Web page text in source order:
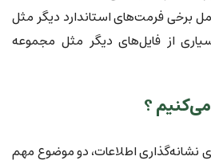
برخی فرمت‌های استاندارد دیگر مثل
از فایل‌های دیگر مثل مجموعه
نشانه‌گذاری اطلاعات، دو موضوع مهم